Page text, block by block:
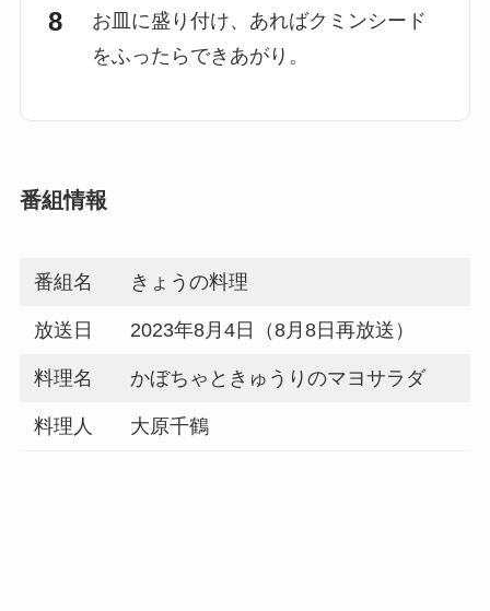
お皿に盛り付け、あればクミンシード
をふったらできあがり。
番組情報
番組名 きょうの料理
放送日 2023年8月4日（8月8日再放送）
料理名 かぼちゃときゅうりのマヨサラダ
料理人 大原千鶴